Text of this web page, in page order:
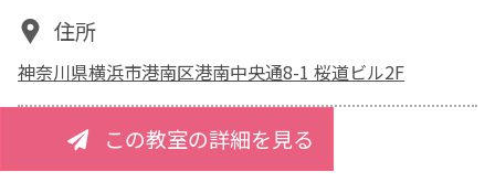
住所
神奈川県横浜市港南区港南中央通8-1 桜道ビル2F
この教室の詳細を見る